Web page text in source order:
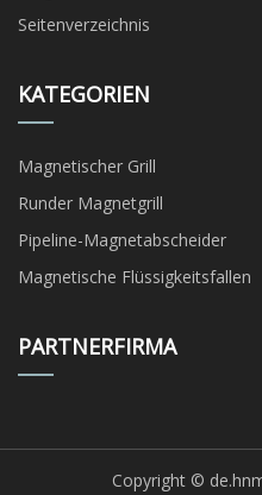
Seitenverzeichnis
KATEGORIEN
Magnetischer Grill
Runder Magnetgrill
Pipeline-Magnetabscheider
Magnetische Flüssigkeitsfallen
PARTNERFIRMA
Copyright ©